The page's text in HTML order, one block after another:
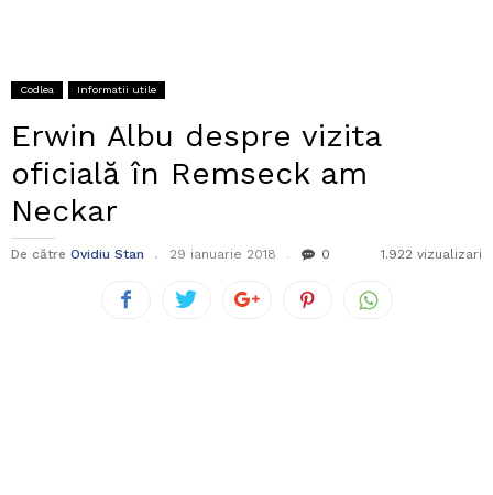
Codlea Informatii utile
Erwin Albu despre vizita
oficială în Remseck am
Neckar
De către Ovidiu Stan 29 ianuarie 2018 0 1.922 vizualizari